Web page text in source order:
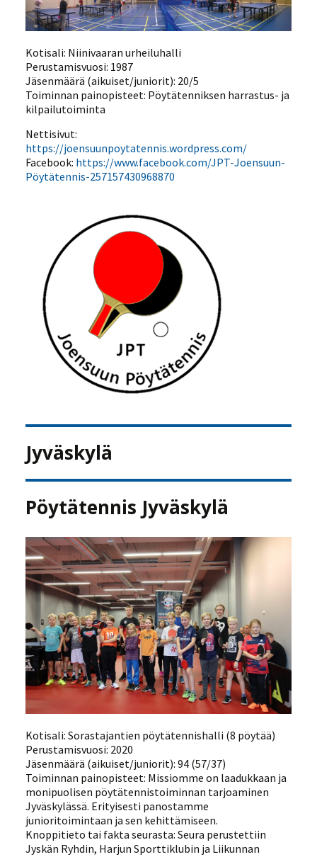
Kotisali: Niinivaaran urheiluhalli
Perustamisvuosi: 1987
Jäsenmäärä (aikuiset/juniorit): 20/5
Toiminnan painopisteet: Pöytätenniksen harrastus- ja
kilpailutoiminta
Nettisivut:
https://joensuunpoytatennis.wordpress.com/
Facebook: https://www.facebook.com/JPT-Joensuun-
Pöytätennis-257157430968870
Jyväskylä
Pöytätennis Jyväskylä
Kotisali: Sorastajantien pöytätennishalli (8 pöytää)
Perustamisvuosi: 2020
Jäsenmäärä (aikuiset/juniorit): 94 (57/37)
Toiminnan painopisteet: Missiomme on laadukkaan ja
monipuolisen pöytätennistoiminnan tarjoaminen
Jyväskylässä. Erityisesti panostamme
junioritoimintaan ja sen kehittämiseen.
Knoppitieto tai fakta seurasta: Seura perustettiin
Jyskän Ryhdin, Harjun Sporttiklubin ja Liikunnan